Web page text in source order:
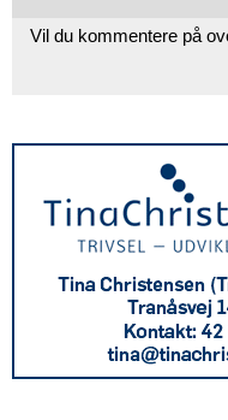
Vil du kommentere på